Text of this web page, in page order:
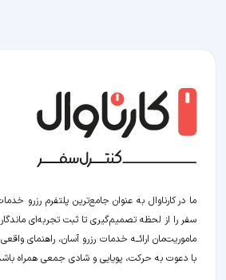
ما در کارناوال به عنوان جامع‌ترین پلتفرم رزرو
سفر را از لحظه‌ تصمیم‌گیری تا ثبت تجربه‌ای
ماموریت‌مان اراﺋــﻪ خدمات رزرو آسان، راهنمای
با دعوت به حرکت، پویایی و شادی جمعی همراه